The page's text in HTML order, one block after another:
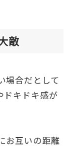
敵
場合だとして
ドキドキ感が
お互いの距離